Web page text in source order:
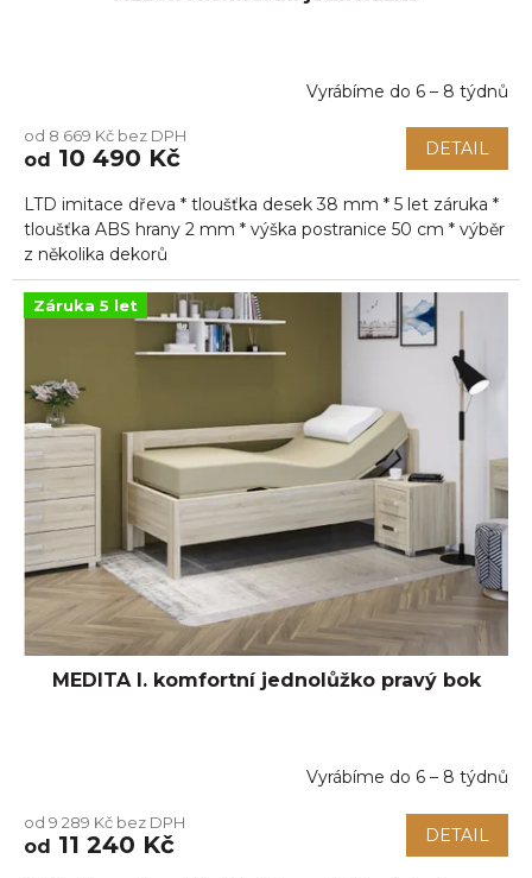
produktu
je
z
5
hvězdiček.
Vyrábíme do 6 – 8 týdnů
od 8 669 Kč bez DPH
od 10 490 Kč DETAIL
LTD imitace dřeva * tloušťka desek 38 mm * 5 let záruka *
tloušťka ABS hrany 2 mm * výška postranice 50 cm * výběr
z několika dekorů
Záruka 5 let
MEDITA I. komfortní jednolůžko pravý bok
produktu
je
Vyrábíme do 6 – 8 týdnů
od 9 289 Kč bez DPH
od 11 240 Kč DETAIL